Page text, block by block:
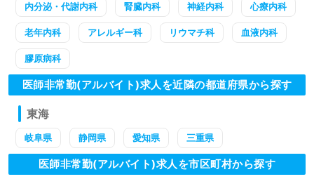
内分泌・代謝内科 腎臓内科 神経内科 心療内科
老年内科 アレルギー科 リウマチ科 血液内科
膠原病科
医師非常勤(アルバイト)求人を近隣の都道府県から探す
東海
岐阜県 静岡県 愛知県 三重県
医師非常勤(アルバイト)求人を市区町村から探す